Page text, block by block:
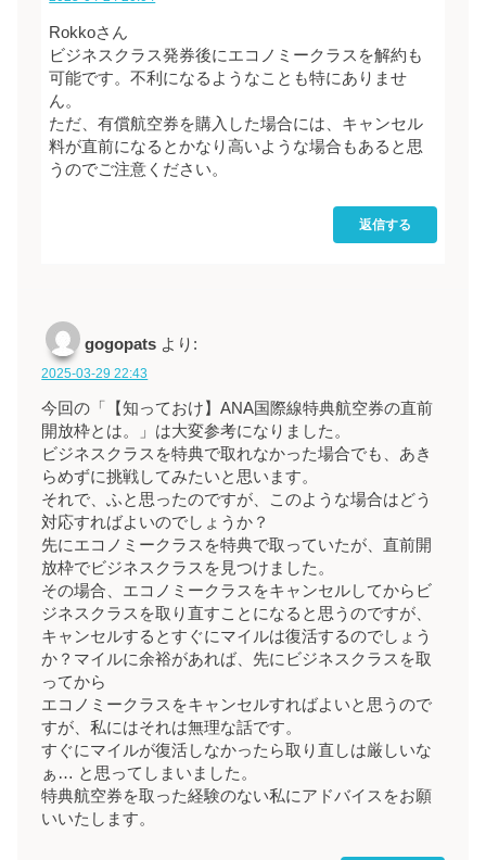
Rokkoさん
ビジネスクラス発券後にエコノミークラスを解約も
可能です。不利になるようなことも特にありませ
ん。
ただ、有償航空券を購入した場合には、キャンセル
料が直前になるとかなり高いような場合もあると思
うのでご注意ください。
返信する
gogopats より:
2025-03-29 22:43
今回の「【知っておけ】ANA国際線特典航空券の直前
開放枠とは。」は大変参考になりました。
ビジネスクラスを特典で取れなかった場合でも、あき
らめずに挑戦してみたいと思います。
それで、ふと思ったのですが、このような場合はどう
対応すればよいのでしょうか？
先にエコノミークラスを特典で取っていたが、直前開
放枠でビジネスクラスを見つけました。
その場合、エコノミークラスをキャンセルしてからビ
ジネスクラスを取り直すことになると思うのですが、
キャンセルするとすぐにマイルは復活するのでしょう
か？マイルに余裕があれば、先にビジネスクラスを取
ってから
エコノミークラスをキャンセルすればよいと思うので
すが、私にはそれは無理な話です。
すぐにマイルが復活しなかったら取り直しは厳しいな
ぁ… と思ってしまいました。
特典航空券を取った経験のない私にアドバイスをお願
いいたします。